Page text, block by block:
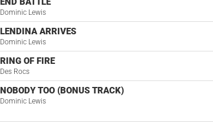
Dominic Lewis
LENDINA ARRIVES
Dominic Lewis
RING OF FIRE
Des Rocs
NOBODY TOO (BONUS TRACK)
Dominic Lewis